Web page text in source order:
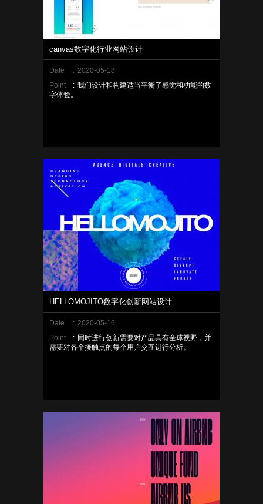
canvas数字化行业网站设计
Date : 2020-05-18
Point
: 我们设计和构建适当平衡了感觉和功能的数
字体验。
HELLOMOJITO数字化创新网站设计
Date : 2020-05-16
Point
: 同时进行创新需要对产品具有全球视野，并
需要对各个接触点的每个用户交互进行分析。